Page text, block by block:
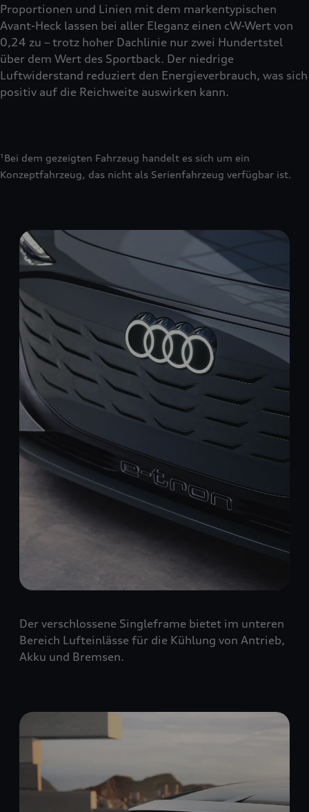
Proportionen und Linien mit dem markentypischen
Avant-Heck lassen bei aller Eleganz einen cW-Wert von
0,24 zu – trotz hoher Dachlinie nur zwei Hundertstel
über dem Wert des Sportback. Der niedrige
Luftwiderstand reduziert den Energieverbrauch, was sich
positiv auf die Reichweite auswirken kann.
¹Bei dem gezeigten Fahrzeug handelt es sich um ein
Konzeptfahrzeug, das nicht als Serienfahrzeug verfügbar ist.
Der verschlossene Singleframe bietet im unteren
Bereich Lufteinlässe für die Kühlung von Antrieb,
Akku und Bremsen.